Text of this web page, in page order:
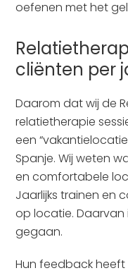
oefenen met het
cliënten per
Daarom dat wij de
relatietherapie
een
Spanje. Wij weten
en comfortabele
Jaarlijks trainen en
op locatie. Daarvan
gegaan.
Hun feedback